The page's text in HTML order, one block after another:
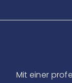
Mit einer